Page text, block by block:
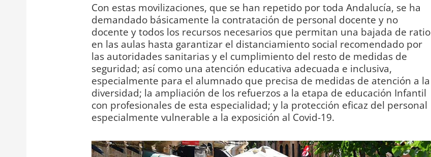
Con estas movilizaciones, que se han repetido por toda Andalucía, se ha
demandado básicamente la contratación de personal docente y no
docente y todos los recursos necesarios que permitan una bajada de ratio
en las aulas hasta garantizar el distanciamiento social recomendado por
las autoridades sanitarias y el cumplimiento del resto de medidas de
seguridad; así como una atención educativa adecuada e inclusiva,
especialmente para el alumnado que precisa de medidas de atención a la
diversidad; la ampliación de los refuerzos a la etapa de educación Infantil
con profesionales de esta especialidad; y la protección eficaz del personal
especialmente vulnerable a la exposición al Covid-19.